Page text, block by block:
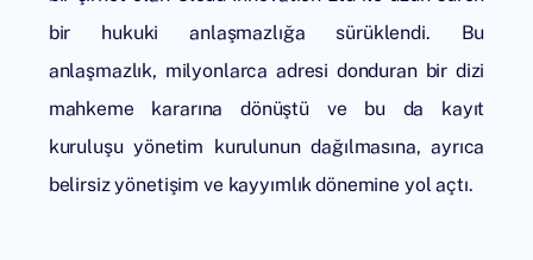
bir hukuki anlaşmazlığa sürüklendi. Bu
anlaşmazlık, milyonlarca adresi donduran bir dizi
mahkeme kararına dönüştü ve bu da kayıt
kuruluşu yönetim kurulunun dağılmasına, ayrıca
belirsiz yönetişim ve kayyımlık dönemine yol açtı.